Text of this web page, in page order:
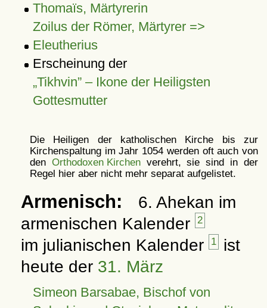
Thomaïs, Märtyrerin
Zoilus der Römer, Märtyrer =>
Eleutherius
Erscheinung der
Tikhvin – Ikone der Heiligsten
Gottesmutter
Die Heiligen der katholischen Kirche bis zur
Kirchenspaltung im Jahr 1054 werden oft auch von
den Orthodoxen Kirchenverehrt, sie sind in der
Regel hier aber nicht mehr separat aufgelistet.
Armenisch:
6. Ahekan im
armenischen Kalender
2
im julianischen Kalender 1 ist
heute der 31. März
Simeon Barsabae, Bischof von